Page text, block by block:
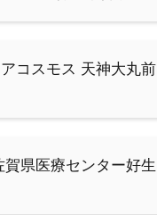
コスモス 天神大丸前
賀県医療センター好生